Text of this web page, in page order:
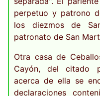
perpetuo y patrono
los diezmos de
patronato de San
Otra casa de
Cayón, del citado
acerca de ella se
declaraciones